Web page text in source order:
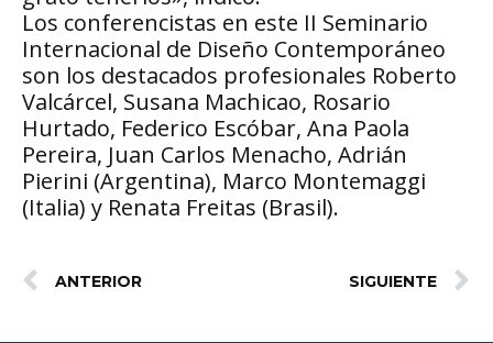
Los conferencistas en este II Seminario
Internacional de Diseño Contemporáneo
son los destacados profesionales Roberto
Valcárcel, Susana Machicao, Rosario
Hurtado, Federico Escóbar, Ana Paola
Pereira, Juan Carlos Menacho, Adrián
Pierini (Argentina), Marco Montemaggi
(Italia) y Renata Freitas (Brasil).
ANTERIOR SIGUIENTE